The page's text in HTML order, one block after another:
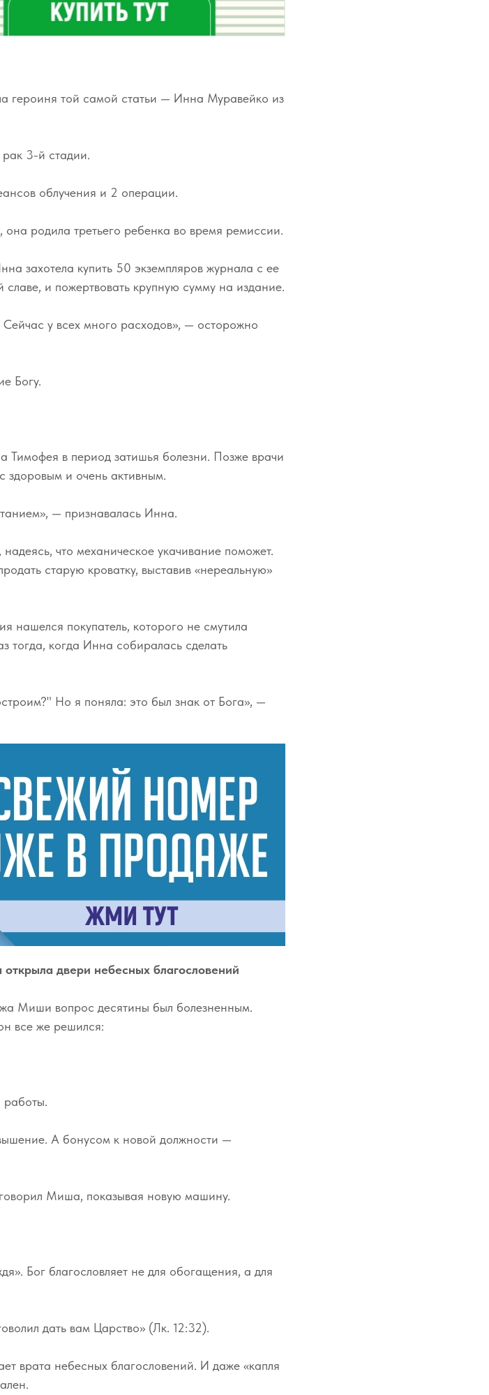
героиня той самой статьи — Инна Муравейко из
3-й стадии.
облучения и 2 операции.
родила третьего ребенка во время ремиссии.
захотела купить 50 экземпляров журнала с ее
славе, и пожертвовать крупную сумму на издание.
у всех много расходов», — осторожно
Богу.
Тимофея в период затишья болезни. Позже врачи
здоровым и очень активным.
— признавалась Инна.
что механическое укачивание поможет.
старую кроватку, выставив «нереальную»
нашелся покупатель, которого не смутила
тогда, когда Инна собиралась сделать
Но я поняла: это был знак от Бога», —
двери небесных благословений
Миши вопрос десятины был болезненным.
все же решился:
работы.
А бонусом к новой должности —
Миша, показывая новую машину.
Бог благословляет не для обогащения, а для
дать вам Царство» (Лк. 12:32).
врата небесных благословений. И даже «капля